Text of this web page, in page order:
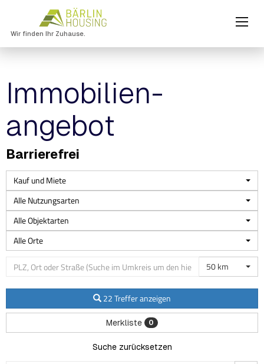
Wir finden Ihr Zuhause.
Immobilien­
angebot
Barrierefrei
Kauf und Miete
Alle Nutzungsarten
Alle Objektarten
Alle Orte
50 km
22 Treffer anzeigen
Merkliste 0
Suche zurücksetzen